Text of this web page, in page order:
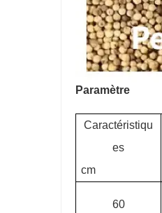
Paramètre
Caractéristiqu
es
cm
60